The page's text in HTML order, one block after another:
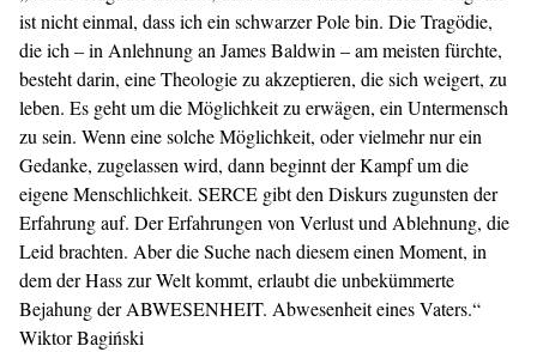
ist nicht einmal, dass ich ein schwarzer Pole bin. Die Tragödie,
die ich – in Anlehnung an James Baldwin – am meisten fürchte,
besteht darin, eine Theologie zu akzeptieren, die sich weigert, zu
leben. Es geht um die Möglichkeit zu erwägen, ein Untermensch
zu sein. Wenn eine solche Möglichkeit, oder vielmehr nur ein
Gedanke, zugelassen wird, dann beginnt der Kampf um die
eigene Menschlichkeit. SERCE gibt den Diskurs zugunsten der
Erfahrung auf. Der Erfahrungen von Verlust und Ablehnung, die
Leid brachten. Aber die Suche nach diesem einen Moment, in
dem der Hass zur Welt kommt, erlaubt die unbekümmerte
Bejahung der ABWESENHEIT. Abwesenheit eines Vaters.“
Wiktor Bagiński